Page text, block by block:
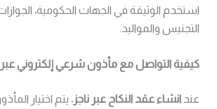
استخدم الوثيقة في الجهات الحكومية،
التجنيس والمواليد.
كيفية التواصل مع مأذون شرعي إلكتروني عبر
عند انشاء عقد النكاح عبر ناجز، يتم اختيار